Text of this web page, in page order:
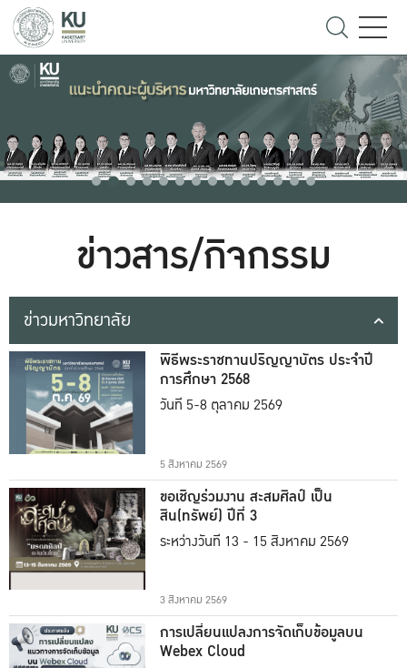
ข่าวสาร/กิจกรรม
ข่าวมหาวิทยาลัย
พิธีพระราชทานปริญญาบัตร ประจำปี
การศึกษา 2568
วันที่ 5-8 ตุลาคม 2569
5 สิงหาคม 2569
ขอเชิญร่วมงาน สะสมศิลป์ เป็น
สิน(ทรัพย์) ปีที่ 3
ระหว่างวันที่ 13 - 15 สิงหาคม 2569
3 สิงหาคม 2569
การเปลี่ยนแปลงการจัดเก็บข้อมูลบน
Webex Cloud